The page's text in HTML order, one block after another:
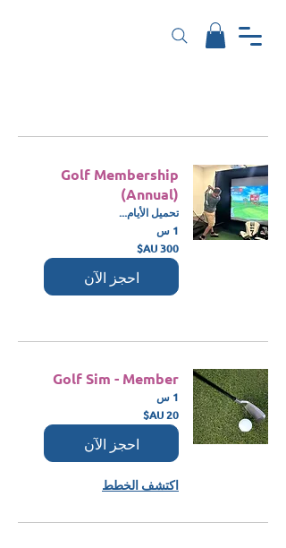
Golf Membership
(Annual)
تحميل الأيام...
1 س
300
دولار
أسترالي
احجز الآن
Golf Sim - Member
1 س
20
دولار
أسترالي
احجز الآن
اكتشف الخطط